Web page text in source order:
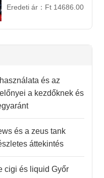
Gyümölcsökombináció!
Eredeti ár： Ft 14686.00
és az
a kezdőknek és
és a zeus tank
áttekintés
cigi és liquid Győr